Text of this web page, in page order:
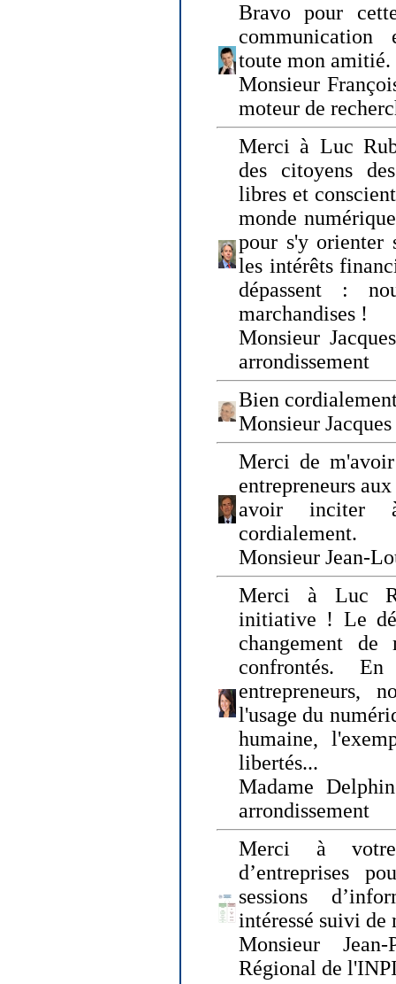
Bravo pour
communication
toute mon amitié.
Monsieur
moteur de
Merci à Luc
des citoyens
libres et
monde
pour s'y orienter
les intérêts
dépassent :
marchandises !
Monsieur
arrondissement
Bien
Monsieur
Merci de
entrepreneurs
avoir inciter
cordialement.
Monsieur Jean-
Merci à Luc
initiative ! Le
changement de
confrontés.
entrepreneurs,
l'usage du
humaine,
libertés...
Madame
arrondissement
Merci à
d’entreprises
sessions
intéressé suivi de
Monsieur
Régional de